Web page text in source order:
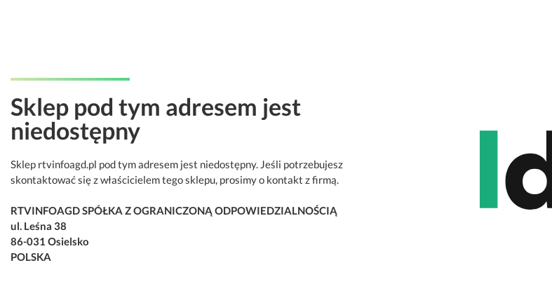
Sklep pod tym adresem jest
niedostępny
Sklep rtvinfoagd.pl pod tym adresem jest niedostępny. Jeśli potrzebujesz
skontaktować się z właścicielem tego sklepu, prosimy o kontakt z firmą.
RTVINFOAGD SPÓŁKA Z OGRANICZONĄ ODPOWIEDZIALNOŚCIĄ
ul. Leśna 38
86-031 Osielsko
POLSKA